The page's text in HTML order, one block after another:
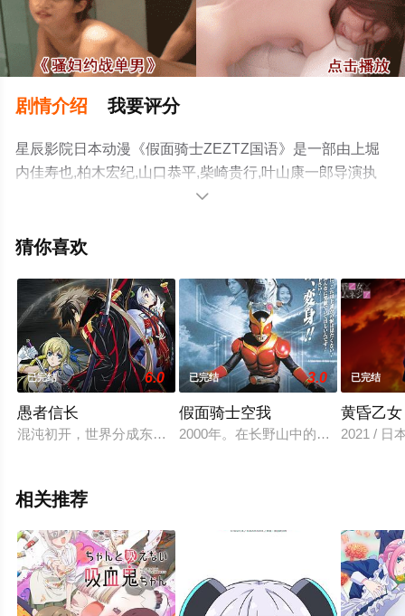
剧情介绍 我要评分
星辰影院日本动漫《假面骑士ZEZTZ国语》是一部由上堀
内佳寿也,柏木宏纪,山口恭平,柴崎贵行,叶山康一郎导演执
导，今井龙太郎,堀口真帆,三岛健太,小贯莉奈,八木美树,川
已揭晓（1-50全集），手机免费观看高清未删减完整版动
漫、电视猫或剧情网等平台了解。

猜你喜欢
已完结 6.0
愚者信长
混沌初开，世界分成东西二星，隔空向往，在龙之御使的守护
已完结 3.0
假面骑士空我
2000年。在长野山中的九郎岳，正
已完结
黄昏乙
2021 / 日
相关推荐